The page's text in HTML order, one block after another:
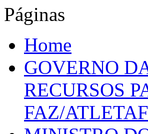
Páginas
Home
GOVERNO
RECURSOS
FAZ/